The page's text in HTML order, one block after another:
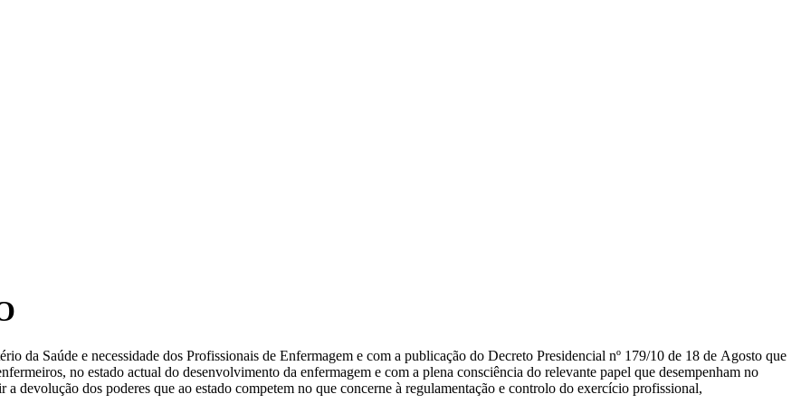
da Saúde e necessidade dos Profissionais de Enfermagem e com a publicação do Decreto Presidencial nº 179/10 de 18 de Agosto que
no estado actual do desenvolvimento da enfermagem e com a plena consciência do relevante papel que desempenham no
devolução dos poderes que ao estado competem no que concerne à regulamentação e controlo do exercício profissional,